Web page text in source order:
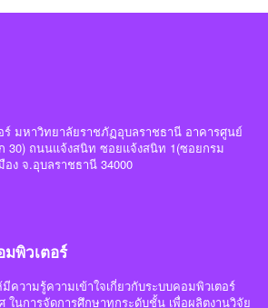
าเข้าร่วมทำการแข่งขันในโครงการจำนวน 60 ทีม
ธานี
มหาวิทยาลัยราชภัฏอุบลราชธานี อาคารศูนย์
30) ถนนแจ้งสนิท ซอยแจ้งสนิท 1(ซอยกรม
อง จ.อุบลราชธานี 34000
พิวเตอร์
วามรู้ความเข้าใจเกี่ยวกับระบบคอมพิวเตอร์
ในการจัดการศึกษาทุกระดับชั้น เพื่อผลิตงานวิจัย